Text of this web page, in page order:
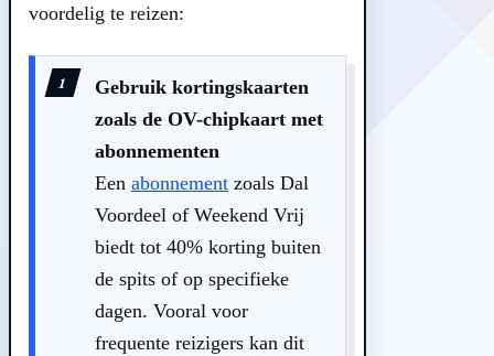
voordelig te reizen:
Gebruik kortingskaarten
zoals de OV-chipkaart met
abonnementen
Een abonnement zoals Dal
Voordeel of Weekend Vrij
biedt tot 40% korting buiten
de spits of op specifieke
dagen. Vooral voor
frequente reizigers kan dit